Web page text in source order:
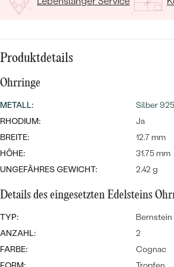
Eheringe
ANSCHAUEN
GOLD
PLATIN
SILBER
SCHMUCK MIT LAB GROWN
NACH STYL
PERSONALISIERT
SYMBOLISCH
NACH ANLASS
LUXURIÖSE
LUXURIÖSE
Produktdetails
Ohrringe
METALL:
Silber
RHODIUM:
Ja
BREITE:
12.7 mm
HÖHE:
31.75 mm
UNGEFÄHRES GEWICHT:
2.42 g
Details des eingesetzten Edelsteins
TYP:
Bernstein
ANZAHL:
2
FARBE:
Cognac